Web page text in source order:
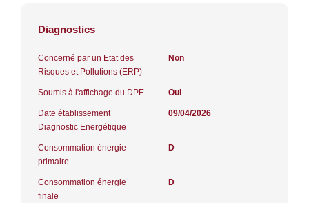
Diagnostics
Concerné par un Etat des
Risques et Pollutions (ERP)
Non
Soumis à l'affichage du DPE Oui
Date établissement
Diagnostic Energétique
09/04/2026
Consommation énergie
primaire
D
Consommation énergie
finale
D